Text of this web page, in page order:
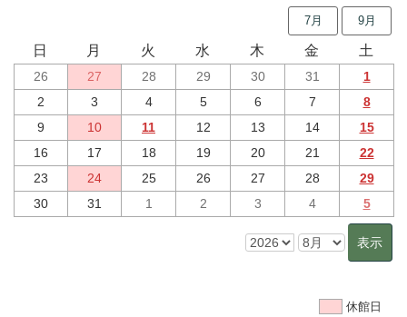
7月 9月
日 月 火 水 木 金 土
26 27 28 29 30 31
1
2
3 4 5 6 7
8
9
10 11 12 13 14
15
16
17 18 19 20 21
22
23
24 25 26 27 28
29
30
31 1 2 3 4 5
休館日